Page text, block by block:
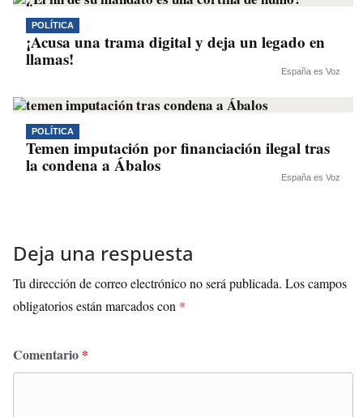
POLÍTICA
¡Acusa una trama digital y deja un legado en
llamas!
España es Voz
POLÍTICA
Temen imputación por financiación ilegal tras
la condena a Ábalos
España es Voz
Deja una respuesta
Tu dirección de correo electrónico no será publicada. Los campos
obligatorios están marcados con *
Comentario *